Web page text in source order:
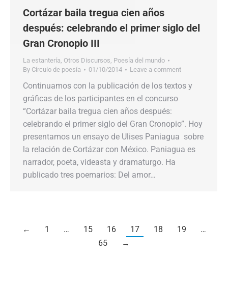
Cortázar baila tregua cien años
después: celebrando el primer siglo del
Gran Cronopio III
La estantería, Otros Discursos, Poesía del mundo
By Círculo de poesía 01/10/2014 Leave a comment
Continuamos con la publicación de los textos y
gráficas de los participantes en el concurso
“Cortázar baila tregua cien años después:
celebrando el primer siglo del Gran Cronopio”. Hoy
presentamos un ensayo de Ulises Paniagua sobre
la relación de Cortázar con México. Paniagua es
narrador, poeta, videasta y dramaturgo. Ha
publicado tres poemarios: Del amor…
← 1 … 15 16 17 18 19
…
65
→